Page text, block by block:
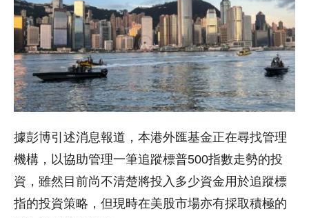
據彭博引述消息報道，本港外匯基金正在尋找管理
機構，以協助管理一筆追蹤標普500指數走勢的投
資，雖然目前尚不清楚將投入多少資金用於追蹤標
指的投資策略，但現時在美股市場亦有採取積極的